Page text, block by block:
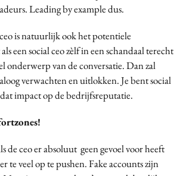
Leading by example dus.
is natuurlijk ook het potentiele
een social ceo zèlf in een schandaal terecht
onderwerp van de conversatie. Dan zal
verwachten en uitlokken. Je bent social
impact op de bedrijfsreputatie.
ceo er absoluut geen gevoel voor heeft
te veel op te pushen. Fake accounts zijn